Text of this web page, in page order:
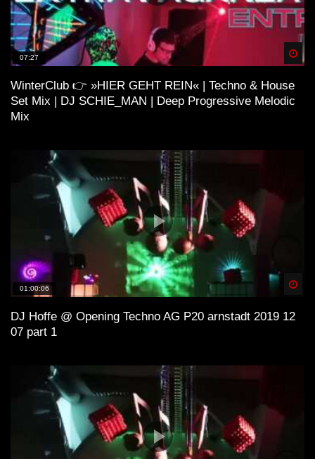
2022
Hozho – Quarantine Mix 3 (Old
Sanatorium, Caramulo, Portugal)
[UNEXPECTED SET]
07:27
WinterClub 👉 »HIER GEHT REIN« | Techno & House
Set Mix | DJ SCHIE_MAN | Deep Progressive Melodic
Mix
01:00:06
DJ Hoffe @ Opening Techno AG P20 arnstadt 2019 12
07 part 1